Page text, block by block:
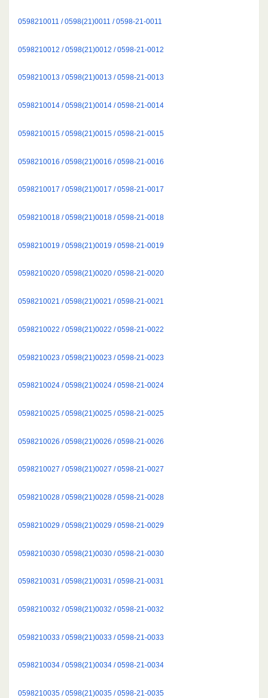
0598210011 / 0598(21)0011 / 0598-21-0011
0598210012 / 0598(21)0012 / 0598-21-0012
0598210013 / 0598(21)0013 / 0598-21-0013
0598210014 / 0598(21)0014 / 0598-21-0014
0598210015 / 0598(21)0015 / 0598-21-0015
0598210016 / 0598(21)0016 / 0598-21-0016
0598210017 / 0598(21)0017 / 0598-21-0017
0598210018 / 0598(21)0018 / 0598-21-0018
0598210019 / 0598(21)0019 / 0598-21-0019
0598210020 / 0598(21)0020 / 0598-21-0020
0598210021 / 0598(21)0021 / 0598-21-0021
0598210022 / 0598(21)0022 / 0598-21-0022
0598210023 / 0598(21)0023 / 0598-21-0023
0598210024 / 0598(21)0024 / 0598-21-0024
0598210025 / 0598(21)0025 / 0598-21-0025
0598210026 / 0598(21)0026 / 0598-21-0026
0598210027 / 0598(21)0027 / 0598-21-0027
0598210028 / 0598(21)0028 / 0598-21-0028
0598210029 / 0598(21)0029 / 0598-21-0029
0598210030 / 0598(21)0030 / 0598-21-0030
0598210031 / 0598(21)0031 / 0598-21-0031
0598210032 / 0598(21)0032 / 0598-21-0032
0598210033 / 0598(21)0033 / 0598-21-0033
0598210034 / 0598(21)0034 / 0598-21-0034
0598210035 / 0598(21)0035 / 0598-21-0035